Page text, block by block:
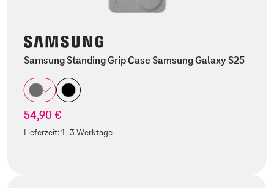
Samsung Standing Grip Case Samsung Galaxy S25
54,90 €
Lieferzeit:1-3 Werktage